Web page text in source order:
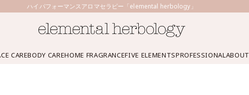
ハイパフォーマンスアロマセラピー「elemental herbology」
CAREBODY CAREHOME FRAGRANCEFIVE ELEMENTSPROFESSIONALABOUT